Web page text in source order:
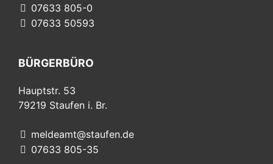
07633 805-0
07633 50593
BÜRGERBÜRO
Hauptstr. 53
79219 Staufen i. Br.
meldeamt@staufen.de
07633 805-35